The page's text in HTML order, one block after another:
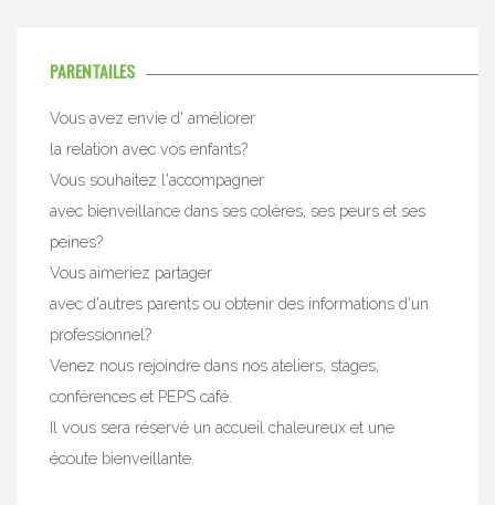
PARENTAILES
Vous avez envie d' améliorer
la relation avec vos enfants?
Vous souhaitez l'accompagner
avec bienveillance dans ses colères, ses peurs et ses
peines?
Vous aimeriez partager
avec d'autres parents ou obtenir des informations d'un
professionnel?
Venez nous rejoindre dans nos ateliers, stages,
conférences et PEPS café.
Il vous sera réservé un accueil chaleureux et une
écoute bienveillante.